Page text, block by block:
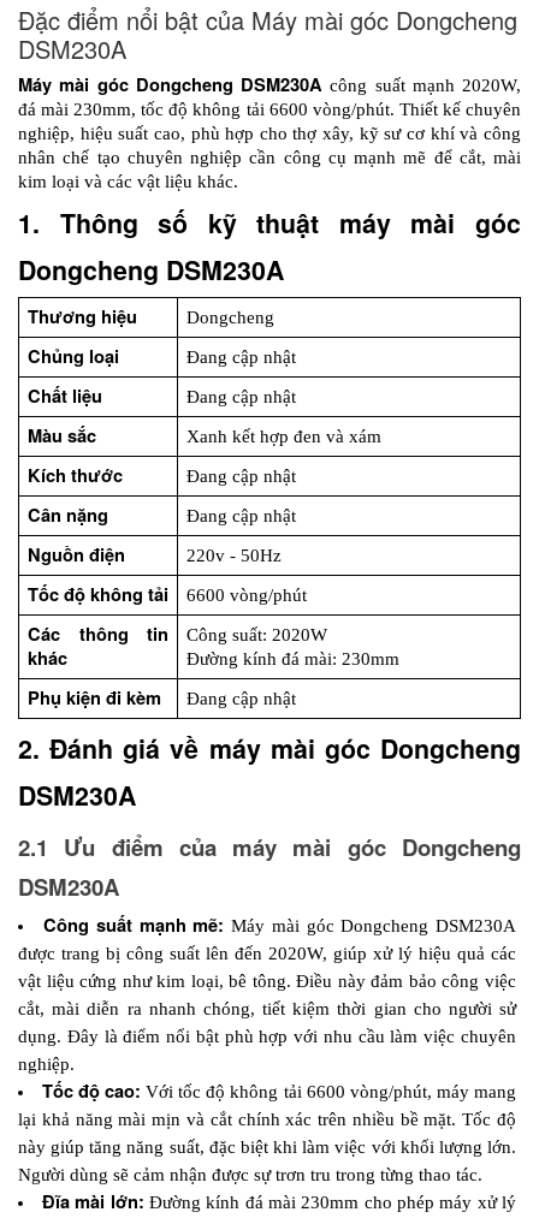
Đặc điểm nổi bật của Máy mài góc Dongcheng
DSM230A
Máy mài góc Dongcheng DSM230A công suất mạnh 2020W,
đá mài 230mm, tốc độ không tải 6600 vòng/phút. Thiết kế chuyên
nghiệp, hiệu suất cao, phù hợp cho thợ xây, kỹ sư cơ khí và công
nhân chế tạo chuyên nghiệp cần công cụ mạnh mẽ để cắt, mài
kim loại và các vật liệu khác.
1. Thông số kỹ thuật máy mài góc
Dongcheng DSM230A
Thương hiệu Dongcheng
Chủng loại Đang cập nhật
Chất liệu Đang cập nhật
Màu sắc Xanh kết hợp đen và xám
Kích thước Đang cập nhật
Cân nặng Đang cập nhật
Nguồn điện 220v - 50Hz
Tốc độ không tải 6600 vòng/phút
Các thông tin
khác
Công suất: 2020W
Đường kính đá mài: 230mm
Phụ kiện đi kèm Đang cập nhật
2. Đánh giá về máy mài góc Dongcheng
DSM230A
2.1 Ưu điểm của máy mài góc Dongcheng
DSM230A
Công suất mạnh mẽ: Máy mài góc Dongcheng DSM230A
được trang bị công suất lên đến 2020W, giúp xử lý hiệu quả các
vật liệu cứng như kim loại, bê tông. Điều này đảm bảo công việc
cắt, mài diễn ra nhanh chóng, tiết kiệm thời gian cho người sử
dụng. Đây là điểm nổi bật phù hợp với nhu cầu làm việc chuyên
nghiệp.
Tốc độ cao: Với tốc độ không tải 6600 vòng/phút, máy mang
lại khả năng mài mịn và cắt chính xác trên nhiều bề mặt. Tốc độ
này giúp tăng năng suất, đặc biệt khi làm việc với khối lượng lớn.
Người dùng sẽ cảm nhận được sự trơn tru trong từng thao tác.
Đĩa mài lớn: Đường kính đá mài 230mm cho phép máy xử lý